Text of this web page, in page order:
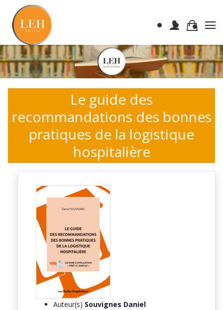
Le guide des
recommandations des bonnes
pratiques de la logistique
hospitalière
Auteur(s) Souvignes Daniel